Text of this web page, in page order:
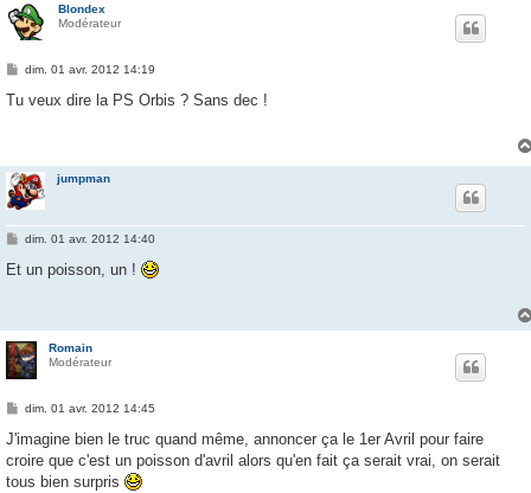
Blondex
Modérateur
M
s
dim. 01 avr. 2012 14:19
Tu veux dire la PS Orbis ? Sans dec !
jumpman
M
s
dim. 01 avr. 2012 14:40
Et un poisson, un !
Romain
Modérateur
M
s
a
g
dim. 01 avr. 2012 14:45
J'imagine bien le truc quand même, annoncer ça le 1er Avril pour faire
croire que c'est un poisson d'avril alors qu'en fait ça serait vrai, on serait
tous bien surpris